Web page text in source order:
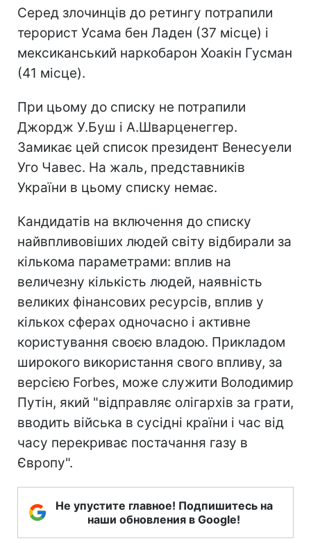
Серед злочинців до ретингу потрапили
терорист Усама бен Ладен (37 місце) і
мексиканський наркобарон Хоакін Гусман
(41 місце).
При цьому до списку не потрапили
Джордж У.Буш і А.Шварценеггер.
Замикає цей список президент Венесуели
Уго Чавес. На жаль, представників
України в цьому списку немає.
Кандидатів на включення до списку
найвпливовіших людей світу відбирали за
кількома параметрами: вплив на
величезну кількість людей, наявність
великих фінансових ресурсів, вплив у
кількох сферах одночасно і активне
користування своєю владою. Прикладом
широкого використання свого впливу, за
версією Forbes, може служити Володимир
Путін, який "відправляє олігархів за грати,
вводить війська в сусідні країни і час від
часу перекриває постачання газу в
Європу".
Не упустите главное! Подпишитесь на
наши обновления в Google!